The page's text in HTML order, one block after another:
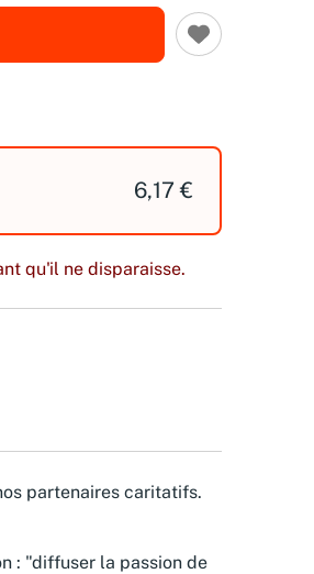
6,17 €
qu'il ne disparaisse.
partenaires caritatifs.
: "diffuser la passion de